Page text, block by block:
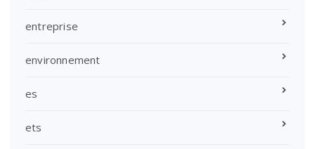
entreprise
environnement
es
ets